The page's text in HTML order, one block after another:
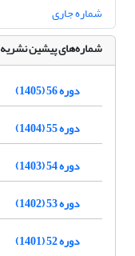
شماره جاری
شماره‌های پیشین نشریه
دوره 56 (1405)
دوره 55 (1404)
دوره 54 (1403)
دوره 53 (1402)
دوره 52 (1401)